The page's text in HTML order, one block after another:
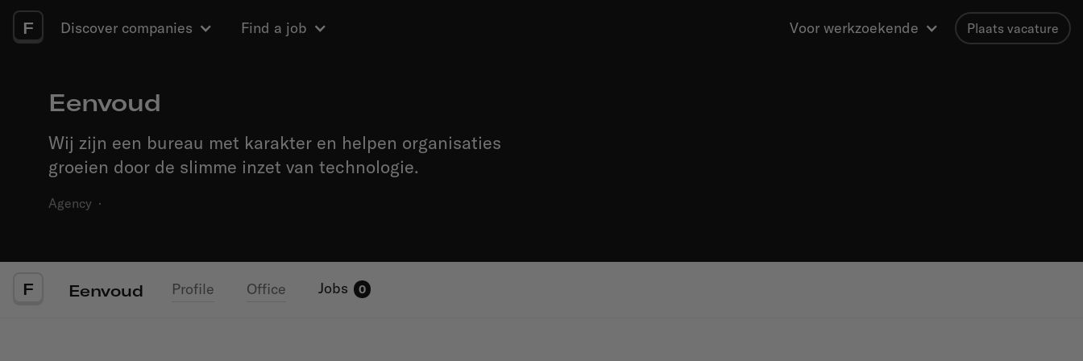
F Discover companies Find a job Voor werkzoekende Plaats vacature
Eenvoud
Wij zijn een bureau met karakter en helpen organisaties
groeien door de slimme inzet van technologie.
Agency ·
F Eenvoud Profile Office Jobs 0